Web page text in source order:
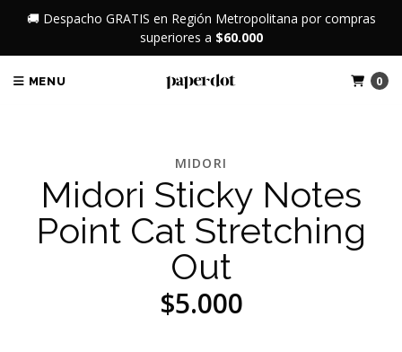
🚚 Despacho GRATIS en Región Metropolitana por compras
superiores a $60.000
MENU 0
MIDORI
Midori Sticky Notes
Point Cat Stretching
Out
$5.000